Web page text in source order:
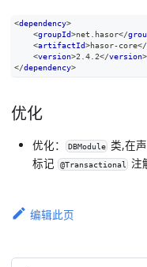
<dependency>
<groupId>net.hasor</
<artifactId>hasor-core</
<version>2.4.2</version>
</dependency>
优化
优化： DBModule
类,在
标记
@Transactional 注
编辑此页